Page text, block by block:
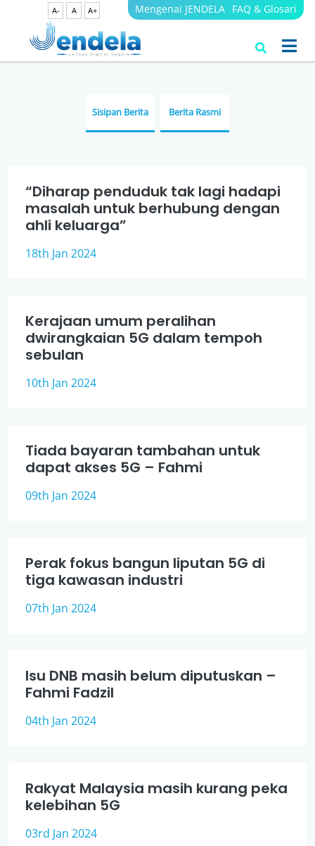
A- A A+ Mengenai JENDELA FAQ & Glosari
Berita
Sisipan Berita Berita Rasmi
“Diharap penduduk tak lagi hadapi
masalah untuk berhubung dengan
ahli keluarga”
18th Jan 2024
Kerajaan umum peralihan
dwirangkaian 5G dalam tempoh
sebulan
10th Jan 2024
Tiada bayaran tambahan untuk
dapat akses 5G – Fahmi
09th Jan 2024
Perak fokus bangun liputan 5G di
tiga kawasan industri
07th Jan 2024
Isu DNB masih belum diputuskan –
Fahmi Fadzil
04th Jan 2024
Rakyat Malaysia masih kurang peka
kelebihan 5G
03rd Jan 2024